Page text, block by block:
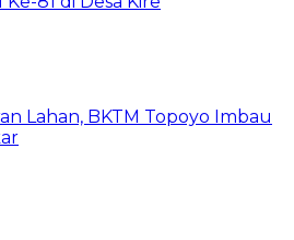
Lahan, BKTM Topoyo Imbau